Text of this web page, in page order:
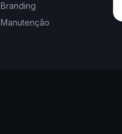
Branding
Manutenção